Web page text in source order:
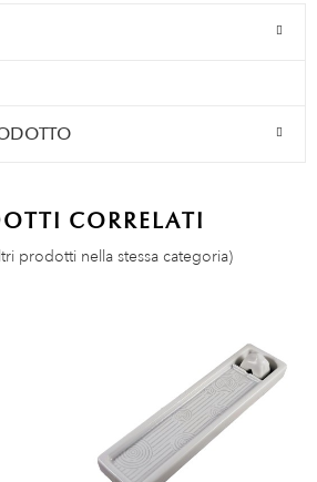
CORRELATI
prodotti nella stessa categoria)